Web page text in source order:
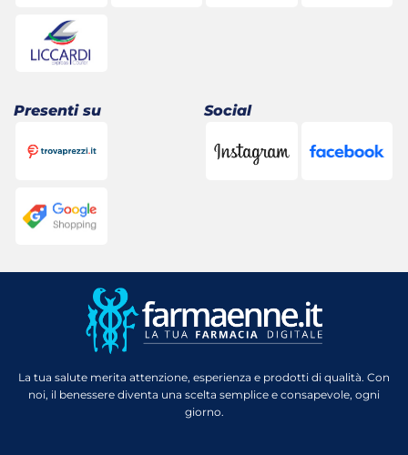
Presenti su Social
La tua salute merita attenzione, esperienza e prodotti di qualità. Con
noi, il benessere diventa una scelta semplice e consapevole, ogni
giorno.